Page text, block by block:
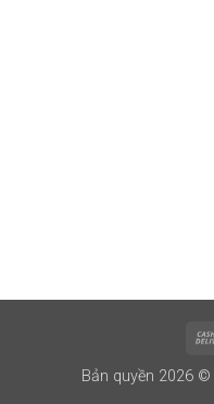
Bản quyền 2026 ©